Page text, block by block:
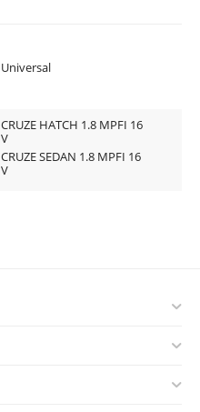
Universal
CRUZE HATCH 1.8 MPFI 16
V
CRUZE SEDAN 1.8 MPFI 16
V